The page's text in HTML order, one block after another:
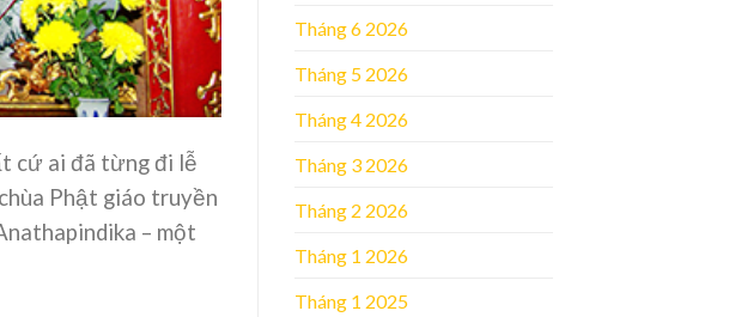
cứ ai đã từng đi lễ
Phật giáo truyền
– một
Tháng 6 2026
Tháng 5 2026
Tháng 4 2026
Tháng 3 2026
Tháng 2 2026
Tháng 1 2026
Tháng 1 2025